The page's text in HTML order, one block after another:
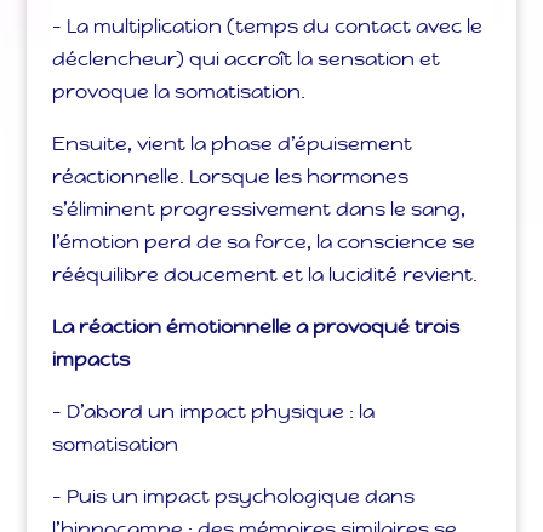
– La multiplication (temps du contact avec le
déclencheur) qui accroît la sensation et
provoque la somatisation.
Ensuite, vient la phase d’épuisement
réactionnelle. Lorsque les hormones
s’éliminent progressivement dans le sang,
l’émotion perd de sa force, la conscience se
rééquilibre doucement et la lucidité revient.
La réaction émotionnelle a provoqué trois
impacts
– D’abord un impact physique : la
somatisation
– Puis un impact psychologique dans